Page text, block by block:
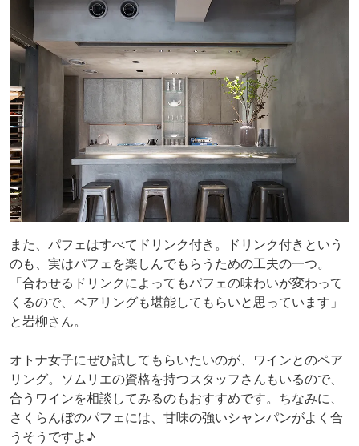
また、パフェはすべてドリンク付き。ドリンク付きという
のも、実はパフェを楽しんでもらうための工夫の一つ。
「合わせるドリンクによってもパフェの味わいが変わって
くるので、ペアリングも堪能してもらいと思っています」
と岩柳さん。
オトナ女子にぜひ試してもらいたいのが、ワインとのペア
リング。ソムリエの資格を持つスタッフさんもいるので、
合うワインを相談してみるのもおすすめです。ちなみに、
さくらんぼのパフェには、甘味の強いシャンパンがよく合
うそうですよ♪